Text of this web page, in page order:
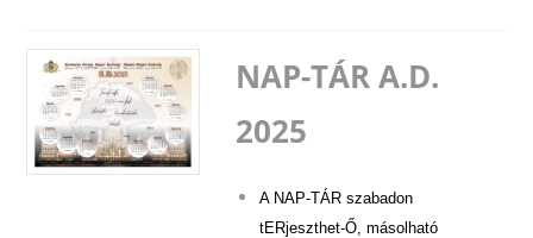
NAP-TÁR A.D.
2025
A NAP-TÁR szabadon
tERjeszthet-Ő, másolható